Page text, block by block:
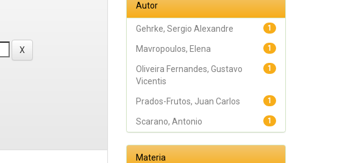
Autor
1
Gehrke, Sergio Alexandre
1
Mavropoulos, Elena
1
Oliveira Fernandes, Gustavo
Vicentis
1
Prados-Frutos, Juan Carlos
1
Scarano, Antonio
Materia